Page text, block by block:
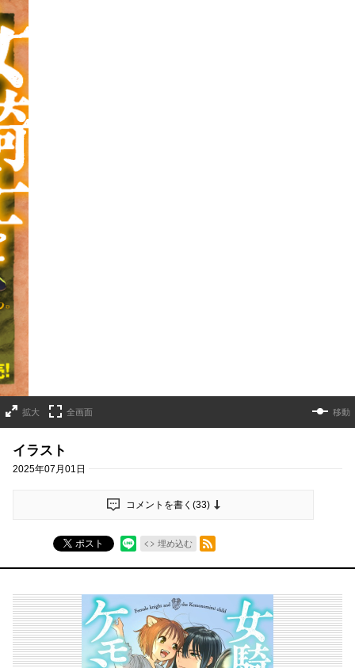
拡大 全画面 移動
イラスト
2025年07月01日
コメントを書く(33)
ポスト 埋め込む
RSSフィード